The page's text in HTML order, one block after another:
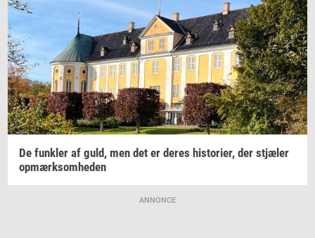
De funk­ler af guld, men det er deres hi­sto­ri­er, der stjæ­ler
op­mærk­som­he­den
ANNONCE